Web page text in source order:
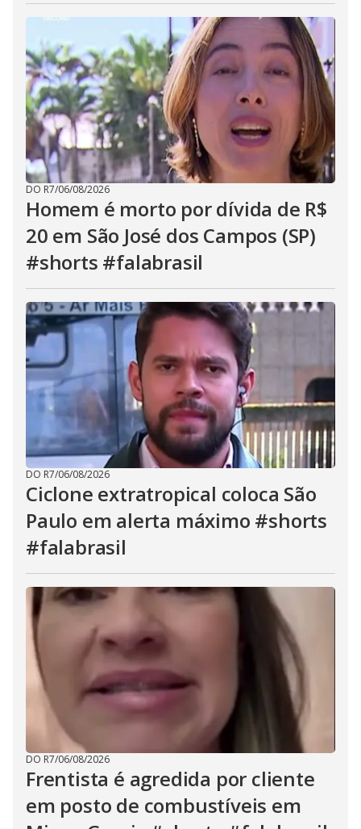
DO R7/06/08/2026
Homem é morto por dívida de R$
20 em São José dos Campos (SP)
#shorts #falabrasil
DO R7/06/08/2026
Ciclone extratropical coloca São
Paulo em alerta máximo #shorts
#falabrasil
DO R7/06/08/2026
Frentista é agredida por cliente
em posto de combustíveis em